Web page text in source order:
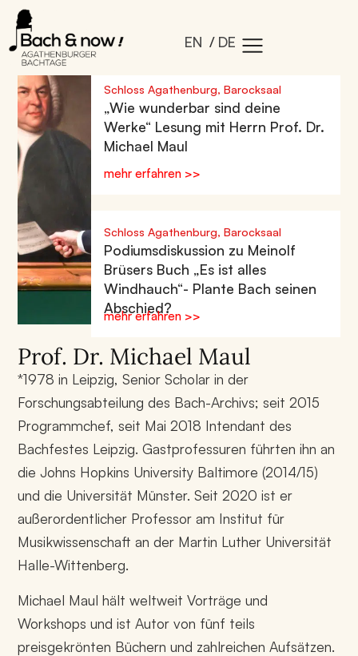
EN DE
Prof. Dr. Michael Maul
*1978 in Leipzig, Senior Scholar in der
Forschungsabteilung des Bach-Archivs; seit 2015
Programmchef, seit Mai 2018 Intendant des
Bachfestes Leipzig. Gastprofessuren führten ihn an
die Johns Hopkins University Baltimore (2014/15)
und die Universität Münster. Seit 2020 ist er
außerordentlicher Professor am Institut für
Musikwissenschaft an der Martin Luther Universität
Halle-Wittenberg.
Michael Maul hält weltweit Vorträge und
Workshops und ist Autor von fünf teils
preisgekrönten Büchern und zahlreichen Aufsätzen.
Schloss Agathenburg, Barocksaal
„Wie wunderbar sind deine
Werke“ Lesung mit Herrn Prof. Dr.
Michael Maul
mehr erfahren >>
Schloss Agathenburg, Barocksaal
Podiumsdiskussion zu Meinolf
Brüsers Buch „Es ist alles
Windhauch“- Plante Bach seinen
Abschied?
mehr erfahren >>